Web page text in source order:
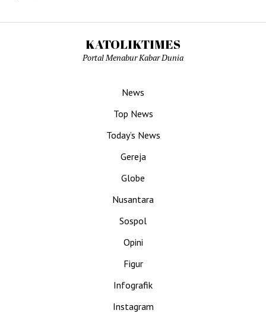
KATOLIKTIMES
Portal Menabur Kabar Dunia
News
Top News
Today’s News
Gereja
Globe
Nusantara
Sospol
Opini
Figur
Infografik
Instagram